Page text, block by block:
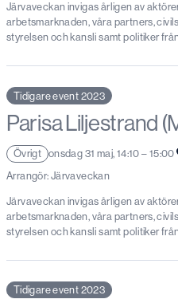
Järvaveckan invigas årligen av
arbetsmarknaden, våra partners,
styrelsen och kansli samt politiker
Tidigare event 2023
Parisa Liljestrand
Övrigt onsdag 31 maj, 14:10 – 15:00
Arrangör: Järvaveckan
Järvaveckan invigas årligen av
arbetsmarknaden, våra partners,
styrelsen och kansli samt politiker
Tidigare event 2023